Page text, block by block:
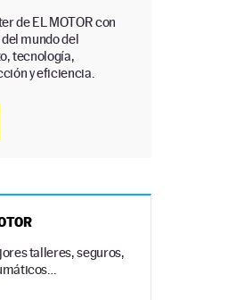
de EL MOTOR con
mundo del
tecnología,
y eficiencia.
talleres, seguros,